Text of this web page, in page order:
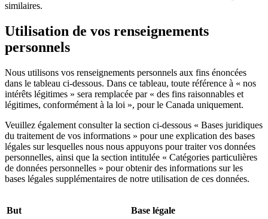
similaires.
Utilisation de vos renseignements
personnels
Nous utilisons vos renseignements personnels aux fins énoncées
dans le tableau ci-dessous. Dans ce tableau, toute référence à « nos
intérêts légitimes » sera remplacée par « des fins raisonnables et
légitimes, conformément à la loi », pour le Canada uniquement.
Veuillez également consulter la section ci-dessous « Bases juridiques
du traitement de vos informations » pour une explication des bases
légales sur lesquelles nous nous appuyons pour traiter vos données
personnelles, ainsi que la section intitulée « Catégories particulières
de données personnelles » pour obtenir des informations sur les
bases légales supplémentaires de notre utilisation de ces données.
But Base légale